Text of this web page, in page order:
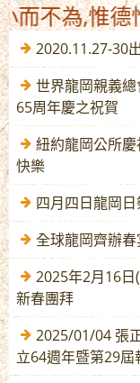
,惟德惟賢,
2020.11.27-30
世界龍岡親義
65周年慶之祝賀
紐約龍岡公所
快樂
四月四日龍岡
全球龍岡齊辦
2025年2月16
新春團拜
2025/01/04 張
立64週年暨第29